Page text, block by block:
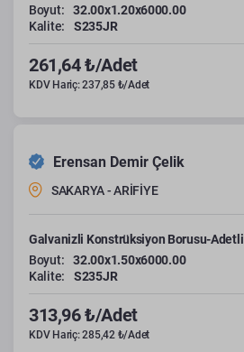
Boyut:
32.00x1.20x6000.00
Kalite:
S235JR
261,64 ₺/Adet
KDV Hariç: 237,85 ₺/Adet
Erensan Demir Çelik
SAKARYA - ARİFİYE
Galvanizli Konstrüksiyon Borusu-Adetli
Boyut:
32.00x1.50x6000.00
Kalite:
S235JR
313,96 ₺/Adet
KDV Hariç: 285,42 ₺/Adet